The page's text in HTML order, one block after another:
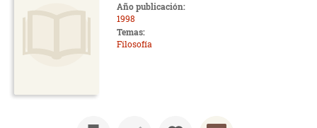
Año publicación:
1998
Temas:
Filosofía